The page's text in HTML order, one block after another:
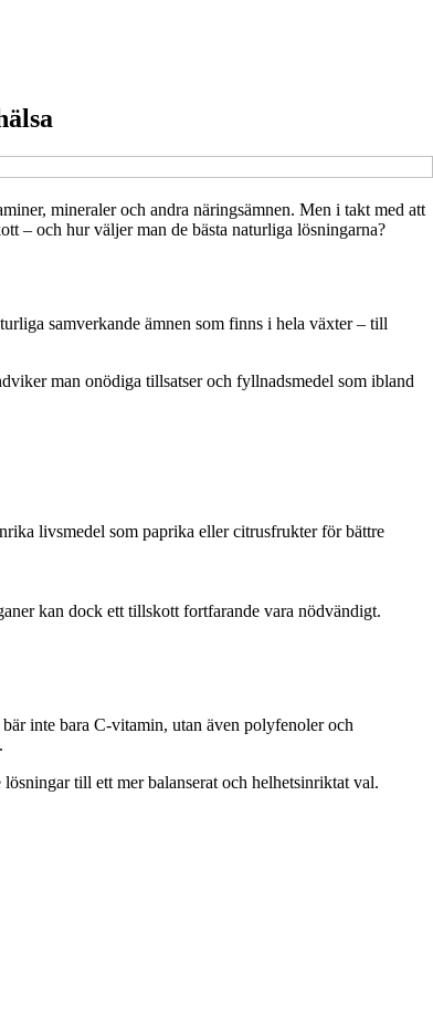
mineraler och andra näringsämnen. Men i takt med att
– och hur väljer man de bästa naturliga lösningarna?
samverkande ämnen som finns i hela växter – till
man onödiga tillsatser och fyllnadsmedel som ibland
livsmedel som paprika eller citrusfrukter för bättre
kan dock ett tillskott fortfarande vara nödvändigt.
inte bara C-vitamin, utan även polyfenoler och
till ett mer balanserat och helhetsinriktat val.